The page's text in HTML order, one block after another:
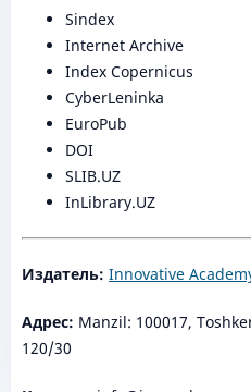
Sindex
Internet Archive
Index Copernicus
CyberLeninka
EuroPub
DOI
SLIB.UZ
InLibrary.UZ
Издатель: Innovative
Адрес: Manzil: 100017,
120/30